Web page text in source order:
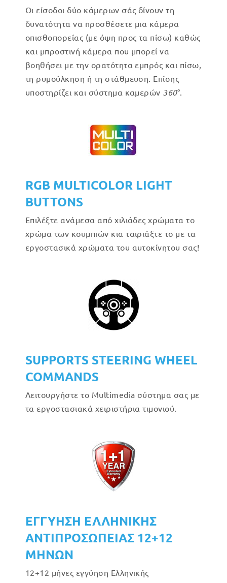
Οι είσοδοι δύο κάμερων σάς δίνουν τη
δυνατότητα να προσθέσετε μια κάμερα
οπισθοπορείας (με όψη προς τα πίσω) καθώς
και μπροστινή κάμερα που μπορεί να
βοηθήσει με την ορατότητα εμπρός και πίσω,
τη ρυμούλκηση ή τη στάθμευση. Επίσης
υποστηρίζει και σύστημα καμερών 360°.
RGB MULTICOLOR LIGHT
BUTTONS
Επιλέξτε ανάμεσα από χιλιάδες χρώματα το
χρώμα των κουμπιών κια ταιριάξτε το με τα
εργοστασικά χρώματα του αυτοκίνητου σας!
SUPPORTS STEERING WHEEL
COMMANDS
Λειτουργήστε το Multimedia σύστημα σας με
τα εργοστασιακά χειριστήρια τιμονιού.
ΕΓΓΥΗΣΗ ΕΛΛΗΝΙΚΗΣ
ΑΝΤΙΠΡΟΣΩΠΕΙΑΣ 12+12
ΜΗΝΩΝ
12+12 μήνες εγγύηση Ελληνικής